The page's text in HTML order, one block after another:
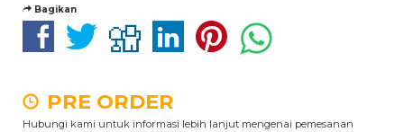
Bagikan
PRE ORDER
Hubungi kami untuk informasi lebih lanjut mengenai pemesanan